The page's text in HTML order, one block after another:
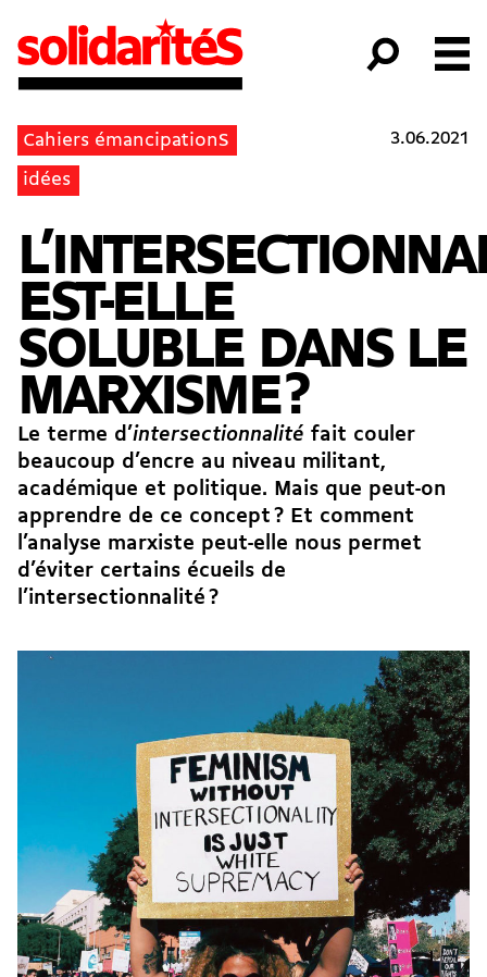
Cahiers émancipationS
idées
3.06.2021
EST-ELLE
SOLUBLE DANS LE
MARXISME ?
Le terme d’intersectionnalité fait couler
beaucoup d’encre au niveau militant,
académique et politique. Mais que peut-on
apprendre de ce concept ? Et comment
l’analyse marxiste peut-elle nous permet
d’éviter certains écueils de
l’intersectionnalité ?